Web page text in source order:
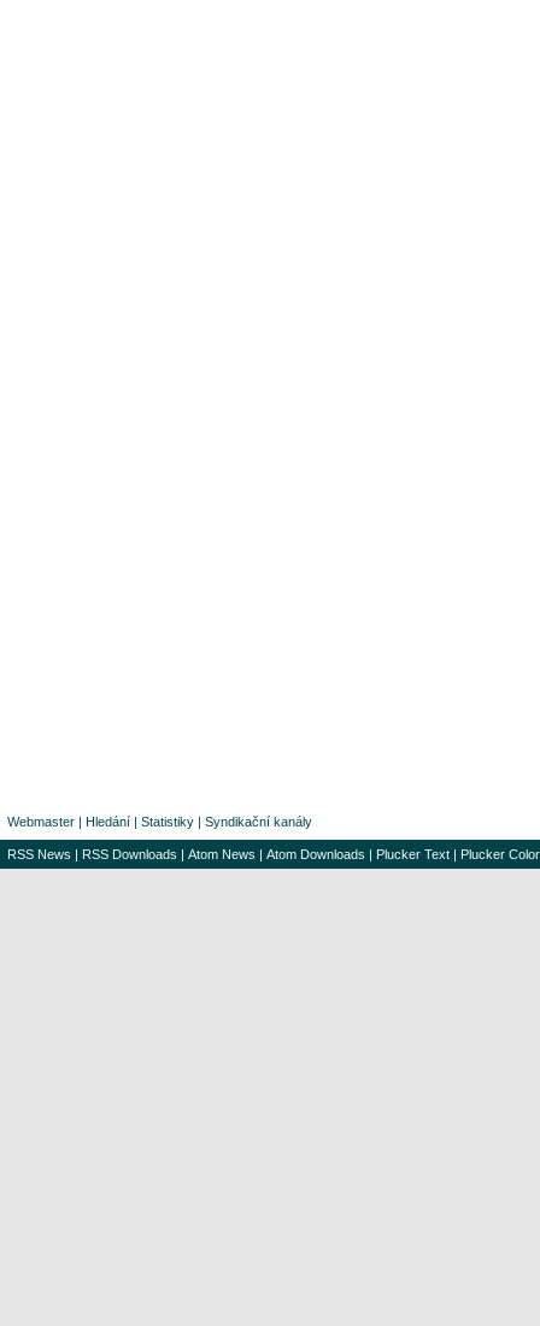
Webmaster | Hledání | Statistiky | Syndikační kanály
RSS News | RSS Downloads | Atom News | Atom Downloads | Plucker Text | Plucker Color